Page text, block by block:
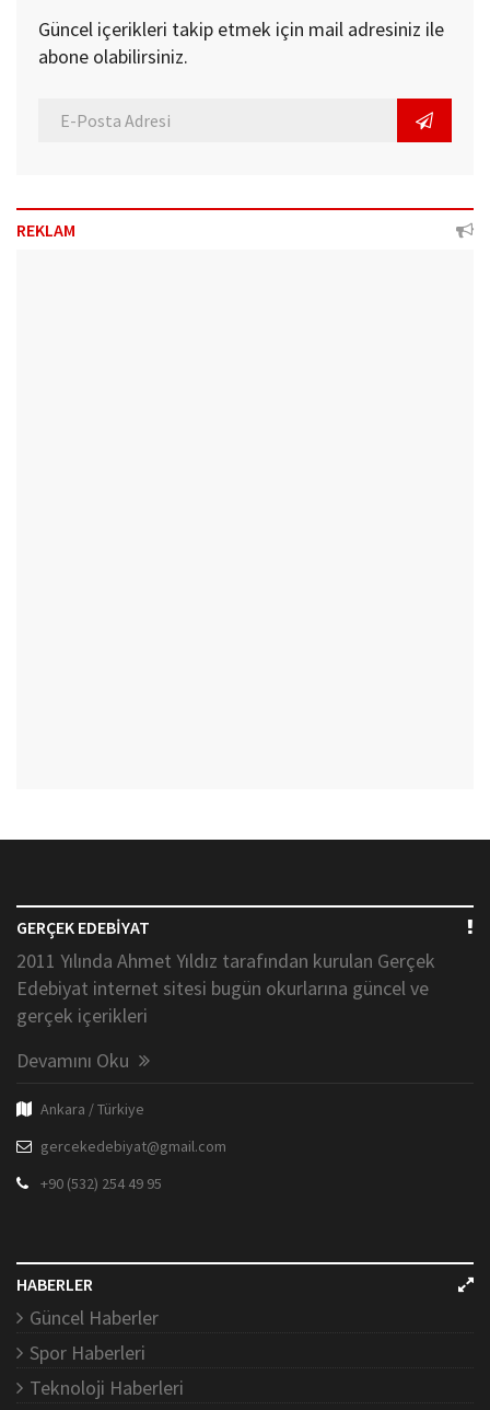
Güncel içerikleri takip etmek için mail adresiniz ile
abone olabilirsiniz.
REKLAM
GERÇEK EDEBİYAT
2011 Yılında Ahmet Yıldız tarafından kurulan Gerçek
Edebiyat internet sitesi bugün okurlarına güncel ve
gerçek içerikleri
Devamını Oku
Ankara / Türkiye
gercekedebiyat@gmail.com
+90 (532) 254 49 95
HABERLER
Güncel Haberler
Spor Haberleri
Teknoloji Haberleri